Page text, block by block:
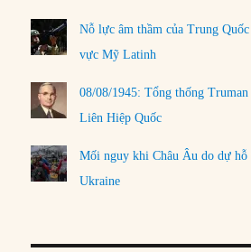
Nỗ lực âm thầm của Trung
vực Mỹ Latinh
08/08/1945: Tổng thống
Liên Hiệp Quốc
Mối nguy khi Châu Âu do dự hỗ
Ukraine